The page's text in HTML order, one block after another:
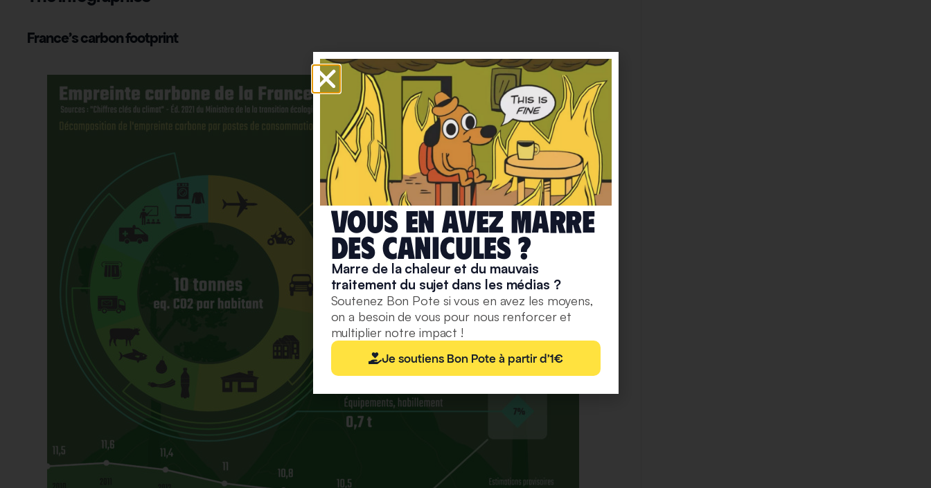
France’s carbon footprint
Vous en avez marre
deS caniculeS ?
Marre de la chaleur et du mauvais
traitement du sujet dans les médias ?
Soutenez Bon Pote si vous en avez les moyens,
on a besoin de vous pour nous renforcer et
multiplier notre impact !
Je soutiens Bon Pote à partir d'1€